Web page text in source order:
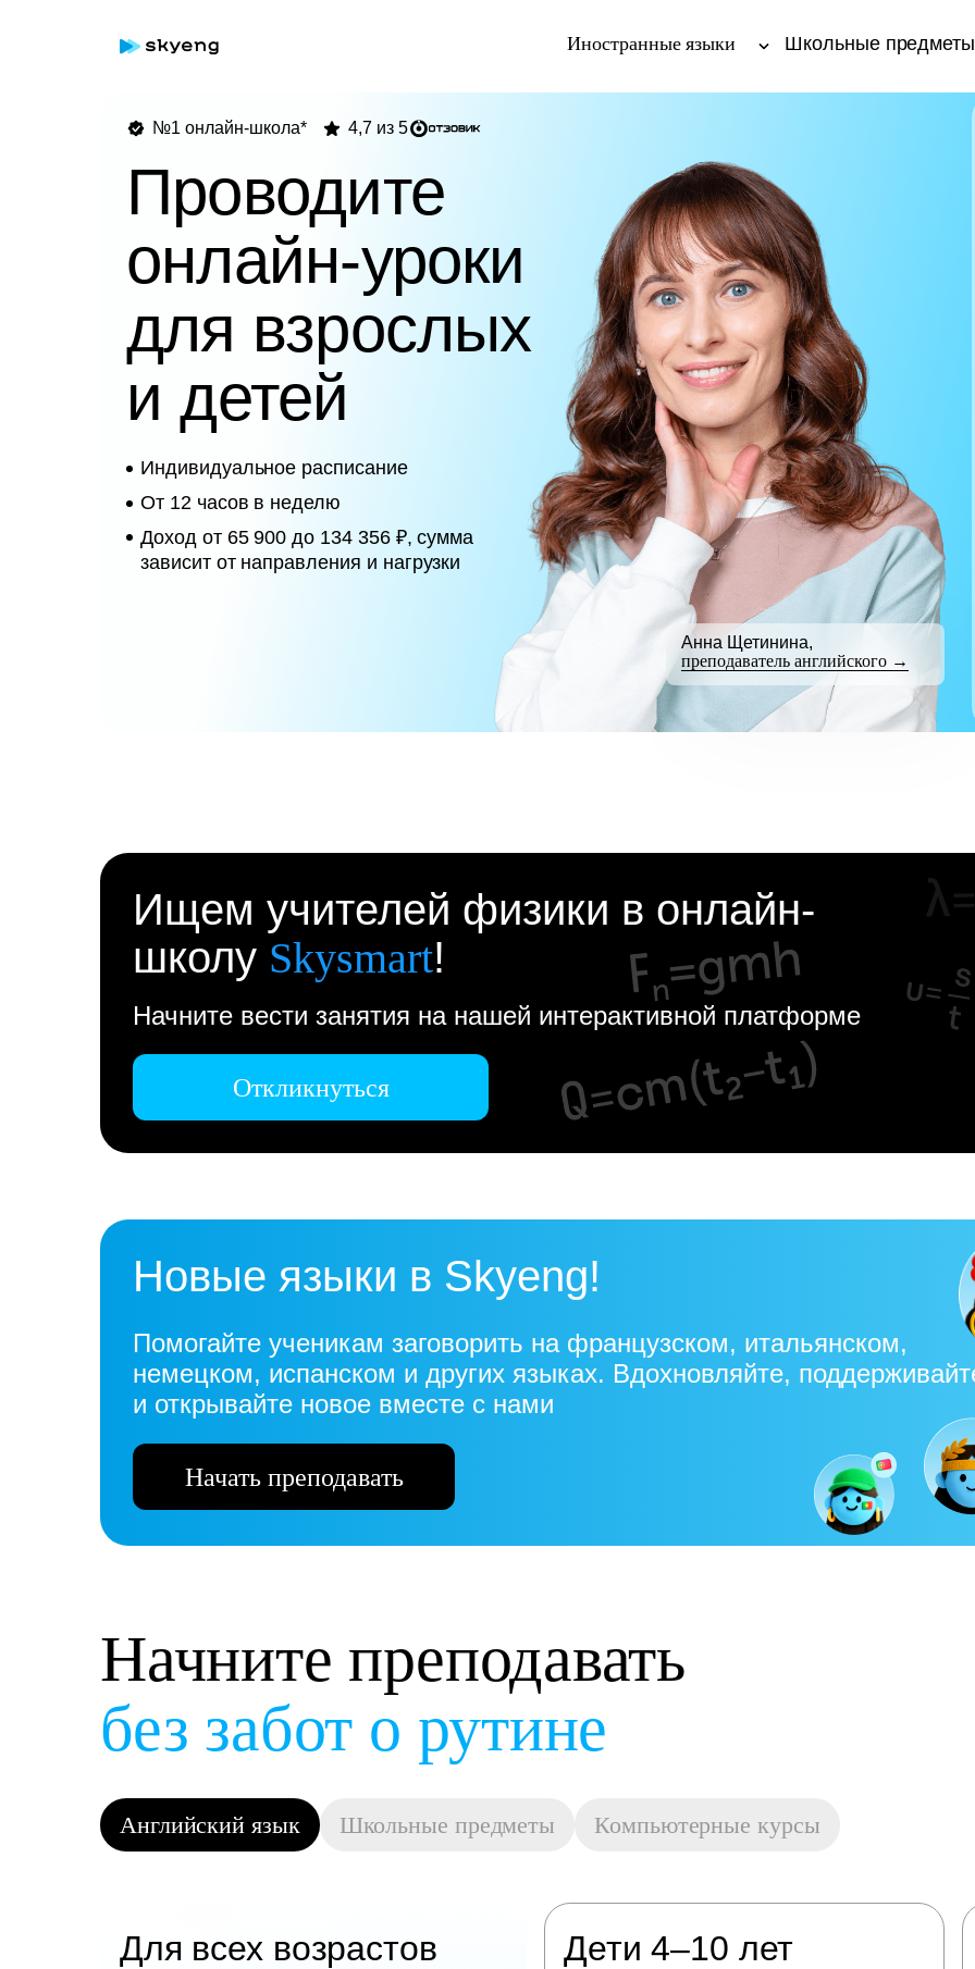
Иностранные языки Школьные предметы
№1 онлайн-школа*
Индивидуальное расписание
От 12 часов в неделю
Доход от 65 900 до 134 356 ₽, сумма
зависит от направления и нагрузки
4,7 из 5
Проводите
онлайн-уроки
для взрослых
и детей
Анна Щетинина,
преподаватель английского →
Ищем учителей физики в онлайн-
школу Skysmart!
Начните вести занятия на нашей интерактивной платформе
Откликнуться
Новые языки в Skyeng!
Помогайте ученикам заговорить на французском, итальянском,
немецком, испанском и других языках. Вдохновляйте,
и открывайте новое вместе с нами
Начать преподавать
Начните преподавать
и получать достойную оплату
Английский язык Школьные предметы Компьютерные курсы
Для всех возрастов Дети 4–10 лет